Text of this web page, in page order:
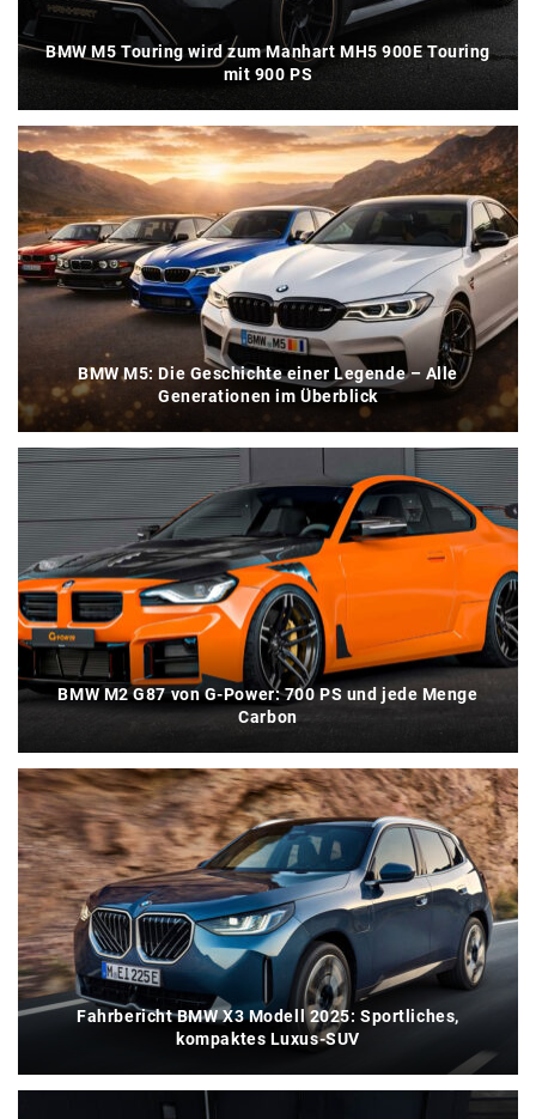
BMW M5 Touring wird zum Manhart MH5 900E Touring
mit 900 PS
BMW M5: Die Geschichte einer Legende – Alle
Generationen im Überblick
BMW M2 G87 von G-Power: 700 PS und jede Menge
Carbon
Fahrbericht BMW X3 Modell 2025: Sportliches,
kompaktes Luxus-SUV